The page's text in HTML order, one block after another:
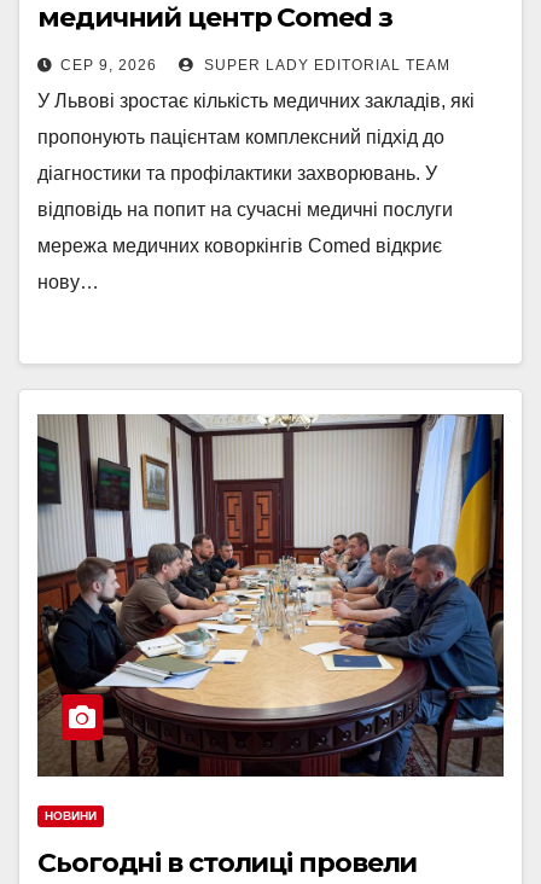
медичний центр Comed з
діагностикою Siemens та
можливістю пройти чек-ап
СЕР 9, 2026 SUPER LADY EDITORIAL TEAM
У Львові зростає кількість медичних закладів, які
пропонують пацієнтам комплексний підхід до
діагностики та профілактики захворювань. У
відповідь на попит на сучасні медичні послуги
мережа медичних коворкінгів Comed відкриє
нову…
НОВИНИ
Сьогодні в столиці провели